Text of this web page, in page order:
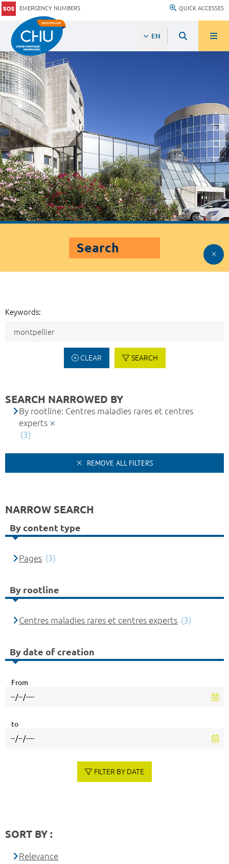
EMERGENCY NUMBERS QUICK ACCESSES
EN
Search
Keywords:
CLEAR SEARCH
SEARCH NARROWED BY
By rootline: Centres maladies rares et centres
experts
(3)
REMOVE ALL FILTERS
NARROW SEARCH
By content type
Pages (3)
By rootline
Centres maladies rares et centres experts (3)
By date of creation
From
to
FILTER BY DATE
SORT BY :
Relevance